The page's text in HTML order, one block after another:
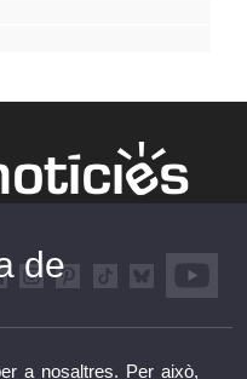
de
a nosaltres. Per això,